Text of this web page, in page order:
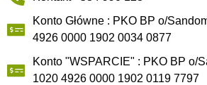
Konto Główne : PKO BP o/
4926 0000 1902 0034 0877
Konto "WSPARCIE" : PKO BP o/
1020 4926 0000 1902 0119 7797